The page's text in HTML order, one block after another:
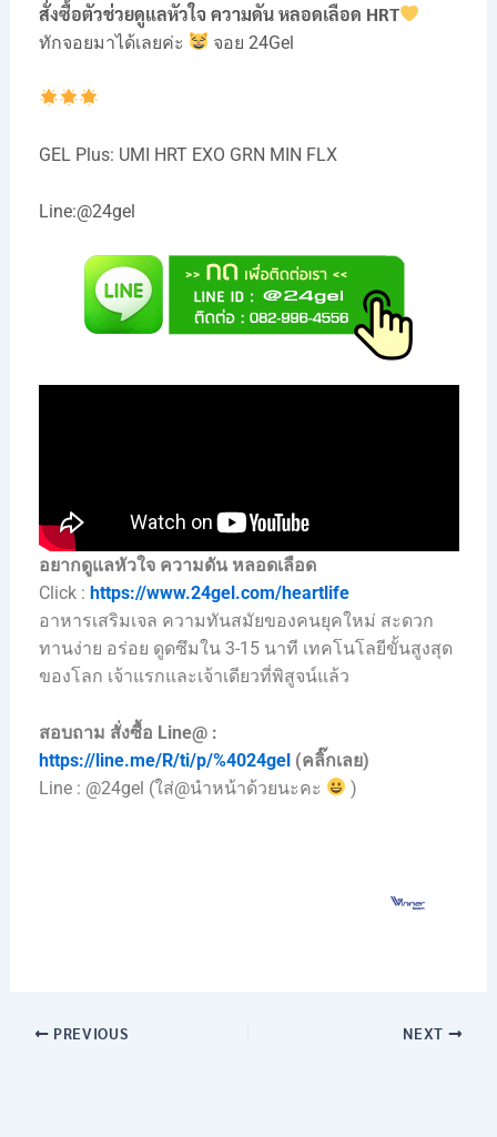
สั่งซื้อตัวช่วยดูแลหัวใจ ความดัน หลอดเลือด HRT
ทักจอยมาได้เลยค่ะ จอย 24Gel
GEL Plus: UMI HRT EXO GRN MIN FLX
Line:@24gel
อยากดูแลหัวใจ ความดัน หลอดเลือด
Click : https://www.24gel.com/heartlife
อาหารเสริมเจล ความทันสมัยของคนยุคใหม่ สะดวก
ทานง่าย อร่อย ดูดซึมใน 3-15 นาที เทคโนโลยีขั้นสูงสุด
ของโลก เจ้าแรกและเจ้าเดียวที่พิสูจน์แล้ว
สอบถาม สั่งซื้อ Line@ :
https://line.me/R/ti/p/%4024gel(คลิ๊กเลย)
Line : @24gel (ใส่@นำหน้าด้วยนะคะ
)
PREVIOUS NEXT